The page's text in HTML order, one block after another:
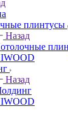
плинтусы
Назад
Назад